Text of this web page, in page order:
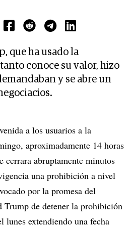
que ha usado la
conoce su valor, hizo
y se abre un
a los usuarios a la
aproximadamente 14 horas
cerrara abruptamente minutos
una prohibición a nivel
por la promesa del
Trump de detener la prohibición
lunes extendiendo una fecha